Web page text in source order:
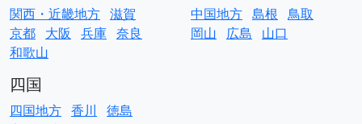
関西・近畿地方 滋賀
京都 大阪 兵庫 奈良
和歌山
中国地方 島根 鳥取
岡山
広島 山口
四国
四国地方 香川
徳島